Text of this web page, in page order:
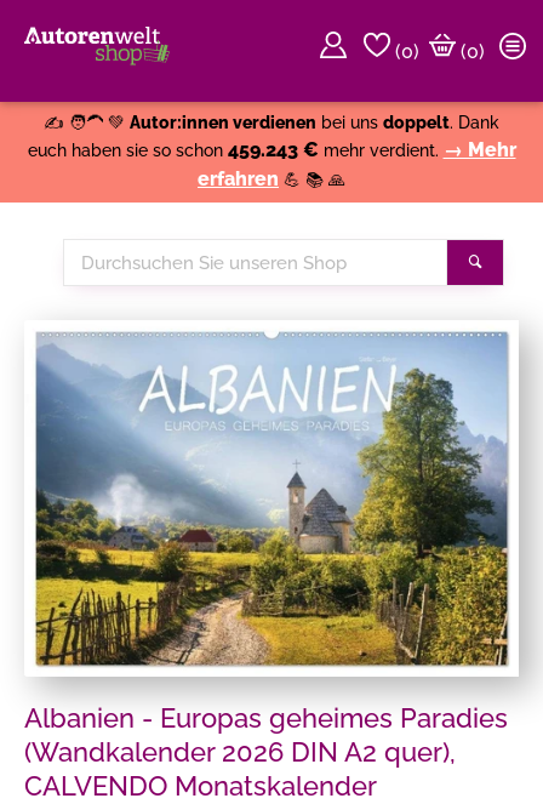
(0)
(0)
✍️ 🧑‍🦱 💚 Autor:innen verdienen bei uns doppelt. Dank
euch haben sie so schon 459.243 € mehr verdient. → Mehr
erfahren 💪 📚 🙏
Durchsuchen
Sie
Shop
Albanien - Europas geheimes Paradies
(Wandkalender 2026 DIN A2 quer),
CALVENDO Monatskalender